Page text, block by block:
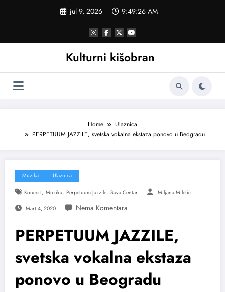
jul 9, 2026 9:49:27 AM
Kulturni kišobran
Home
Ulaznica
PERPETUUM JAZZILE, svetska vokalna ekstaza ponovo u Beogradu
Muzika Ulaznica
Koncert, Muzika, Perpetuum Jazzile, Sava Centar Miljana Miletic
Mart 4, 2020
PERPETUUM JAZZILE,
svetska vokalna ekstaza
ponovo u Beogradu